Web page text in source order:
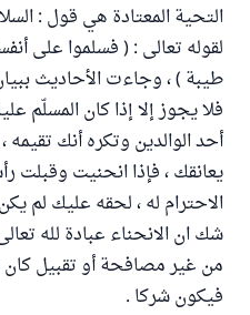
التحية المعتادة هي قول :
لقوله تعالى : ( فسلموا على
طيبة ) ، وجاءت الأحاديث
فلا يجوز إلا إذا كان المسلّم
أحد الوالدين وتكره أنك
يعانقك ، فإذا انحنيت وقبلت
الاحترام له ، لحقه عليك لم
شك ان الانحناء عبادة لله
من غير مصافحة أو تقبيل
فيكون شركا .